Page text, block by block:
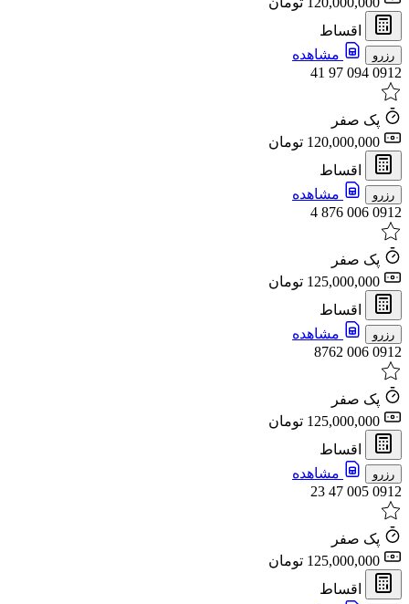
اقساط
رزرو
مشاهده
0912 094 97 41
پک صفر
اقساط
رزرو
مشاهده
0912 006 876 4
پک صفر
اقساط
رزرو
مشاهده
0912 006 8762
پک صفر
اقساط
رزرو
مشاهده
0912 005 47 23
پک صفر
اقساط